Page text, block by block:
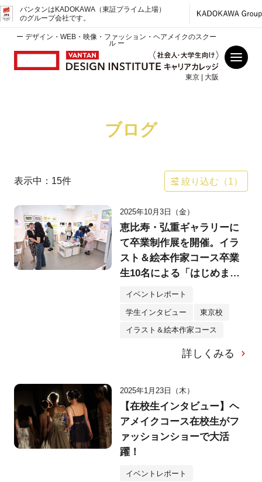
バンタンはKADOKAWA（東証プライム上場）
のグループ会社です。
ー デザイン・WEB・映像・ファッション・ヘアメイクのスクー
ル ー
東京 | 大阪
ブログ
表示中： 15件 絞り込む（1）
2025年10月3日（金）
恵比寿・弘重ギャラリーに
て卒業制作展を開催。イラ
スト＆絵本作家コース卒業
生10名による「はじめまし
て、のえほん展」へ！
イベントレポート
学生インタビュー 東京校
イラスト＆絵本作家コース
詳しくみる
2025年1月23日（木）
【在校生インタビュー】ヘ
アメイクコース在校生がフ
ァッションショーで大活
躍！
イベントレポート